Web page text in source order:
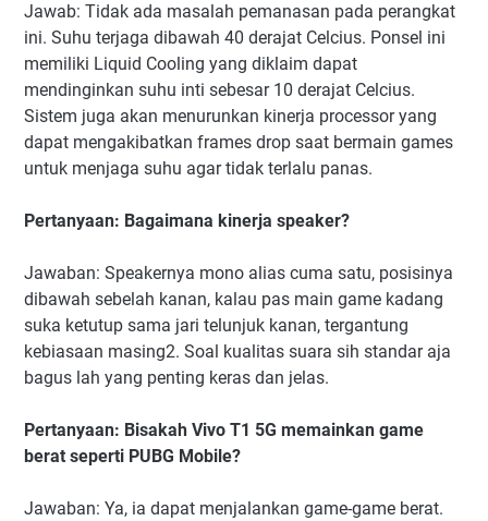
Jawab: Tidak ada masalah pemanasan pada perangkat
ini. Suhu terjaga dibawah 40 derajat Celcius. Ponsel ini
memiliki Liquid Cooling yang diklaim dapat
mendinginkan suhu inti sebesar 10 derajat Celcius.
Sistem juga akan menurunkan kinerja processor yang
dapat mengakibatkan frames drop saat bermain games
untuk menjaga suhu agar tidak terlalu panas.
Pertanyaan: Bagaimana kinerja speaker?
Jawaban: Speakernya mono alias cuma satu, posisinya
dibawah sebelah kanan, kalau pas main game kadang
suka ketutup sama jari telunjuk kanan, tergantung
kebiasaan masing2. Soal kualitas suara sih standar aja
bagus lah yang penting keras dan jelas.
Pertanyaan: Bisakah Vivo T1 5G memainkan game
berat seperti PUBG Mobile?
Jawaban: Ya, ia dapat menjalankan game-game berat.